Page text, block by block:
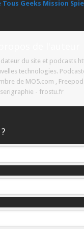
Geeks Mission
du site et podcasts
technologies.
de MO5.com ,
- frostu.fr